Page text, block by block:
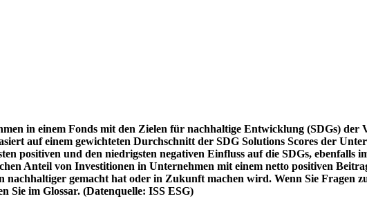
in einem Fonds mit den Zielen für nachhaltige Entwicklung (SDGs) der
auf einem gewichteten Durchschnitt der SDG Solutions Scores der
positiven und den niedrigsten negativen Einfluss auf die SDGs, ebenfalls
Anteil von Investitionen in Unternehmen mit einem netto positiven
gemacht hat oder in Zukunft machen wird. Wenn Sie Fragen
Sie im Glossar. (Datenquelle: ISS ESG)